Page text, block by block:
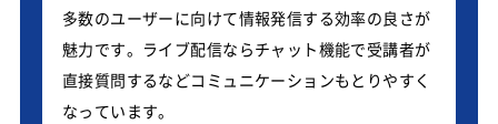
多数のユーザーに向けて情報発信する効率の良さが
魅力です。ライブ配信ならチャット機能で受講者が
直接質問するなどコミュニケーションもとりやすく
なっています。